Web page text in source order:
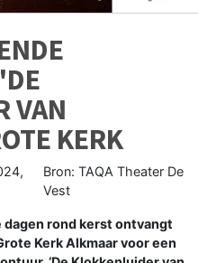
VAN
KERK
Bron: TAQA Theater De
Vest
dagen rond kerst ontvangt
Kerk Alkmaar voor een